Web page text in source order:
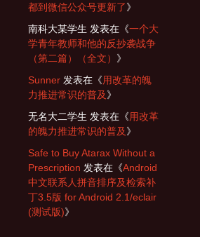
都到微信公众号更新了》
南科大某学生 发表在《一个大
学青年教师和他的反抄袭战争
（第二篇）（全文） 》
Sunner 发表在《用改革的魄
力推进常识的普及》
无名大二学生 发表在《用改革
的魄力推进常识的普及》
Safe to Buy Atarax Without a
Prescription 发表在《Android
中文联系人拼音排序及检索补
丁3.5版 for Android 2.1/eclair
(测试版)》